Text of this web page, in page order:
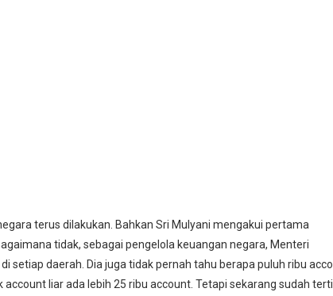
terus dilakukan. Bahkan Sri Mulyani mengakui pertama
tidak, sebagai pengelola keuangan negara, Menteri
setiap daerah. Dia juga tidak pernah tahu berapa puluh ribu
liar ada lebih 25 ribu account. Tetapi sekarang sudah